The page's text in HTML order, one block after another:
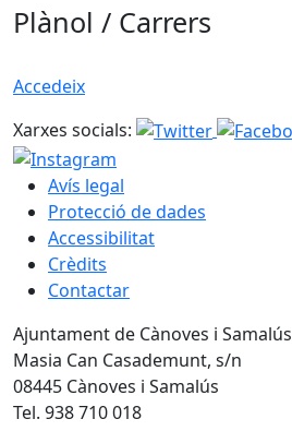
Plànol / Carrers
Accedeix
Xarxes socials:
Avís legal
Protecció de dades
Accessibilitat
Crèdits
Contactar
Ajuntament de Cànoves i Samalús
Masia Can Casademunt, s/n
08445 Cànoves i Samalús
Tel. 938 710 018